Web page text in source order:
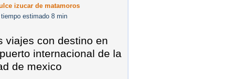
izucar de matamoros
estimado 8 min
viajes con destino en
internacional de la
de mexico